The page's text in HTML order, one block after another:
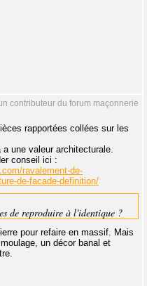
contributeur du forum maçonnerie
rapportées collées sur les
une valeur architecturale.
conseil ici :
ravalement-de-
de-facade-definition/
de reproduire à l'identique ?
pour refaire en massif. Mais
un décor banal et